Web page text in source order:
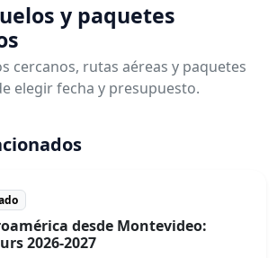
y paquetes
cercanos, rutas aéreas y paquetes
elegir fecha y presupuesto.
desde Montevideo:
2026-2027